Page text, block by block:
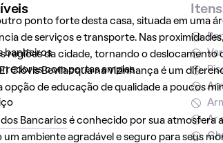
ponto forte desta casa, situada em uma
de serviços e transporte. Nas
regiões da cidade, tornando o deslocamento
Clóvis Bevilacqua na vizinhança é um
de educação de qualidade a poucos
Bancariosé conhecido por sua atmosfera
ambiente agradável e seguro para seus
banheiros
com portas amplas
Ar